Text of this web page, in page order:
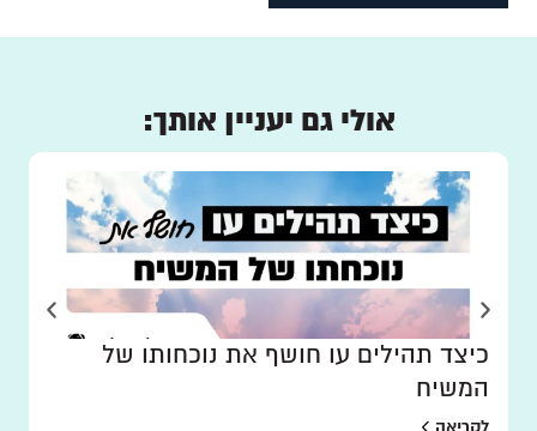
אולי גם יעניין אותך:
כיצד תהילים עו חושף את נוכחותו של
המשיח